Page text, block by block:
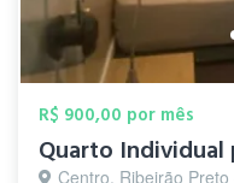
R$ 900,00 por mês
Quarto Individual
Centro, Ribeirão Preto